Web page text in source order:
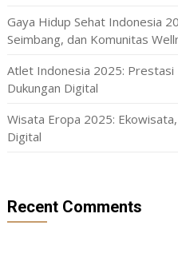
Gaya Hidup Sehat Indonesia
Seimbang, dan Komunitas
Atlet Indonesia 2025: Prestasi
Dukungan Digital
Wisata Eropa 2025:
Digital
Recent Comments